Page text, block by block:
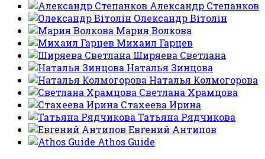
Александр Степанков
Олександр Вітолін
Мария Волкова
Михаил Гарцев
Ширяева Светлана
Наталья Зинцова
Наталья Колмогорова
Светлана Храмцова
Стахеева Ирина
Татьяна Рядчикова
Евгений Антипов
Athos Guide